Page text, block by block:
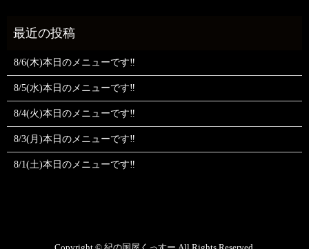
8/6(木)本日のメニューです‼️
8/5(水)本日のメニューです‼️
8/4(火)本日のメニューです‼️
8/3(月)本日のメニューです‼️
8/1(土)本日のメニューです‼️